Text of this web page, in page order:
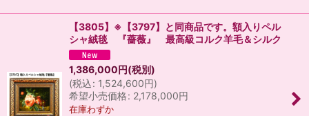
【3805】※【3797】と同商品です。額入りペル
シャ絨毯 『薔薇』 最高級コルク羊毛＆シルク
1,386,000円(税別)
(税込: 1,524,600円)
希望小売価格: 2,178,000円
在庫わずか